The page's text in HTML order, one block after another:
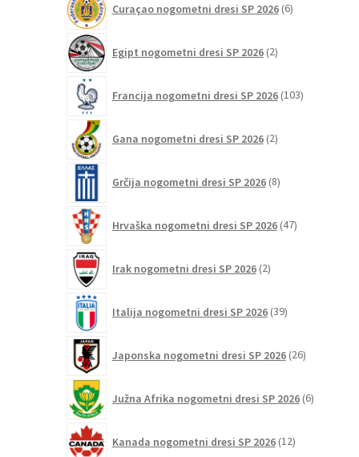
Curaçao nogometni dresi SP 2026 6izdelkov
Egipt nogometni dresi SP 2026 2izdelka
Francija nogometni dresi SP 2026 103izdelki
Gana nogometni dresi SP 2026 2izdelka
Grčija nogometni dresi SP 2026 8izdelkov
Hrvaška nogometni dresi SP 2026 47izdelkov
Irak nogometni dresi SP 2026 2izdelka
Italija nogometni dresi SP 2026 39izdelkov
Japonska nogometni dresi SP 2026 26izdelkov
Južna Afrika nogometni dresi SP 2026 6izdelkov
Kanada nogometni dresi SP 2026 12izdelkov